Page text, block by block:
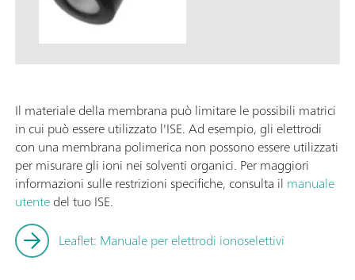
Il materiale della membrana può limitare le possibili matrici
in cui può essere utilizzato l'ISE. Ad esempio, gli elettrodi
con una membrana polimerica non possono essere utilizzati
per misurare gli ioni nei solventi organici. Per maggiori
informazioni sulle restrizioni specifiche, consulta il manuale
utentedel tuo ISE.
Leaflet: Manuale per elettrodi ionoselettivi